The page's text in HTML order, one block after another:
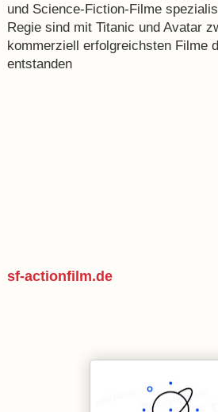
und Science-Fiction-Filme
Regie sind mit Titanic und Avatar
kommerziell erfolgreichsten Filme
entstanden
sf-actionfilm.de